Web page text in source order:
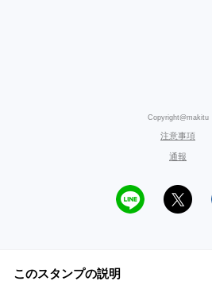
Copyright@makitu
注意事項
通報
このスタンプの説明